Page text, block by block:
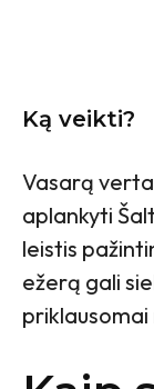
Ką veikti?
Vasarą
aplankyti
leistis
ežerą gali